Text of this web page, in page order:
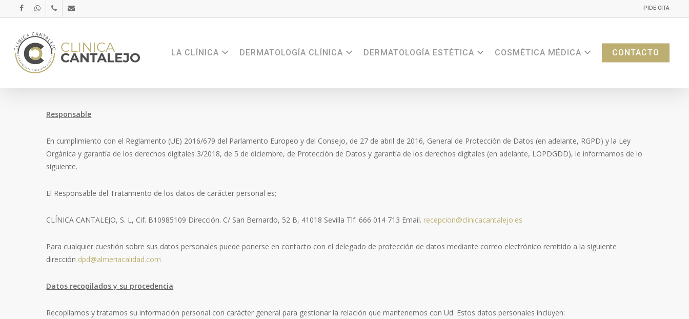
to
content
FACEBOOKWHATSAPPPHONEEMAIL PIDE CITA
LA CLÍNICA DERMATOLOGÍA CLÍNICA DERMATOLOGÍA ESTÉTICA COSMÉTICA MÉDICA CONTACTO
Responsable
En cumplimiento con el Reglamento (UE) 2016/679 del Parlamento Europeo y del Consejo, de 27 de abril de 2016, General de Protección de Datos (en adelante, RGPD) y la Ley
Orgánica y garantía de los derechos digitales 3/2018, de 5 de diciembre, de Protección de Datos y garantía de los derechos digitales (en adelante, LOPDGDD), le informamos de lo
siguiente.
El Responsable del Tratamiento de los datos de carácter personal es;
CLÍNICA CANTALEJO, S. L, Cif. B10985109 Dirección. C/ San Bernardo, 52 B, 41018 Sevilla Tlf. 666 014 713 Email.recepcion@clinicacantalejo.es
Para cualquier cuestión sobre sus datos personales puede ponerse en contacto con el delegado de protección de datos mediante correo electrónico remitido a la siguiente
dirección dpd@almeriacalidad.com
Datos recopilados y su procedencia
Recopilamos y tratamos su información personal con carácter general para gestionar la relación que mantenemos con Ud. Estos datos personales incluyen: